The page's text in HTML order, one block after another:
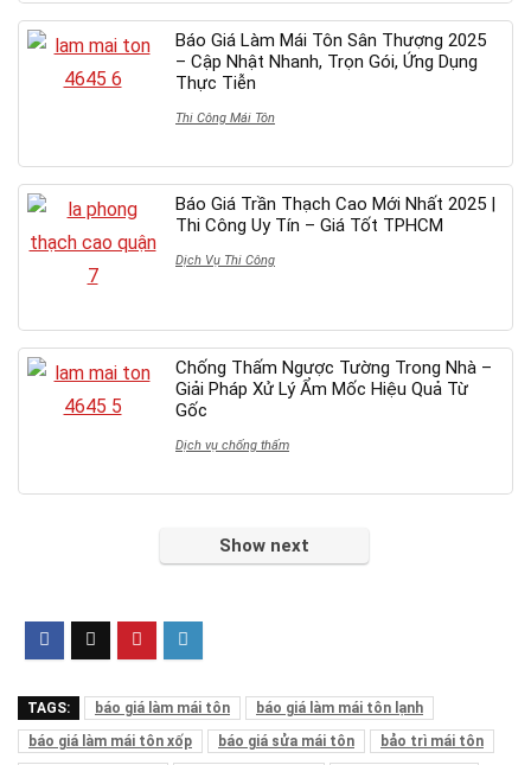
Báo Giá Làm Mái Tôn Sân Thượng 2025
– Cập Nhật Nhanh, Trọn Gói, Ứng Dụng
Thực Tiễn
Thi Công Mái Tôn
Báo Giá Trần Thạch Cao Mới Nhất 2025 |
Thi Công Uy Tín – Giá Tốt TPHCM
Dịch Vụ Thi Công
Chống Thấm Ngược Tường Trong Nhà –
Giải Pháp Xử Lý Ẩm Mốc Hiệu Quả Từ
Gốc
Dịch vụ chống thấm
Show next
TAGS: báo giá làm mái tôn
báo giá làm mái tôn lạnh
báo giá làm mái tôn xốp
báo giá sửa mái tôn bảo trì mái tôn